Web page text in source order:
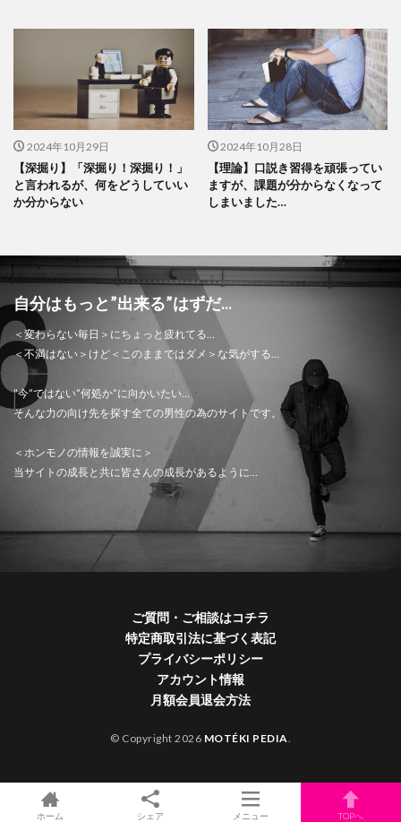
2024年10月29日
【深掘り】「深掘り！深掘り！」
と言われるが、何をどうしていい
か分からない
2024年10月28日
【理論】口説き習得を頑張ってい
ますが、課題が分からなくなって
しまいました…
自分はもっと”出来る”はずだ...
＜変わらない毎日＞にちょっと疲れてる…
＜不満はない＞けど＜このままではダメ＞な気がする…
”今”ではない”何処か”に向かいたい…
そんな力の向け先を探す全ての男性の為のサイトです。
＜ホンモノの情報を誠実に＞
当サイトの成長と共に皆さんの成長があるように…
ご質問・ご相談はコチラ
特定商取引法に基づく表記
プライバシーポリシー
アカウント情報
月額会員退会方法
© Copyright 2026 MOTÉKI PEDIA.
ホーム シェア メニュー TOPへ